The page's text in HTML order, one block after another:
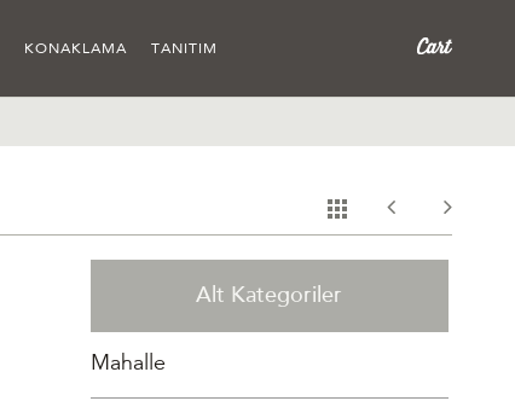
KONAKLAMA TANITIM
Alt Kategoriler
Mahalle